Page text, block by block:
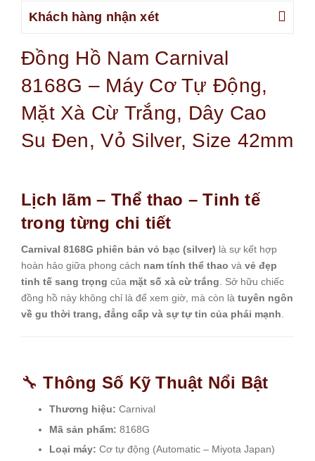
Khách hàng nhận xét
Đồng Hồ Nam Carnival
8168G – Máy Cơ Tự Động,
Mặt Xà Cừ Trắng, Dây Cao
Su Đen, Vỏ Silver, Size 42mm
Lịch lãm – Thể thao – Tinh tế
trong từng chi tiết
Carnival 8168G phiên bản vỏ bạc (silver) là sự kết hợp
hoàn hảo giữa phong cách nam tính thể thao và vẻ đẹp
tinh tế sang trọng của mặt số xà cừ trắng . Sở hữu chiếc
đồng hồ này không chỉ là để xem giờ, mà còn là tuyên ngôn
về gu thời trang, đẳng cấp và sự tự tin của phái mạnh
🔧Thông Số Kỹ Thuật Nổi Bật
Thương hiệu: Carnival
Mã sản phẩm: 8168G
Loại máy: Cơ tự động (Automatic – Miyota Japan)